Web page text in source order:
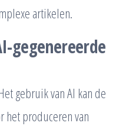
artikelen.
gegenereerde
gebruik van AI kan de
het produceren van